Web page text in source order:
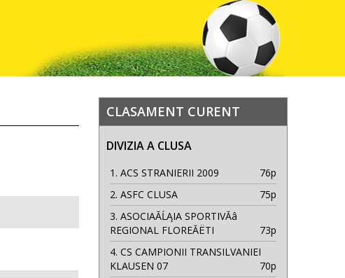
CLASAMENT CURENT
DIVIZIA A CLUSA
1. ACS STRANIERII 2009
76p
2. ASFC CLUSA
75p
3. ASOCIAĂĹĄIA SPORTIVĂâ
REGIONAL FLOREĂËTI
73p
4. CS CAMPIONII TRANSILVANIEI
KLAUSEN 07
70p